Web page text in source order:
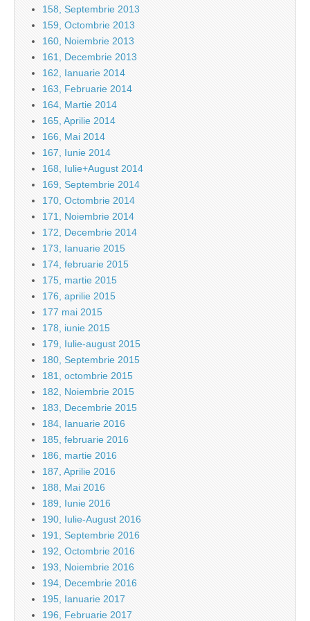
158, Septembrie 2013
159, Octombrie 2013
160, Noiembrie 2013
161, Decembrie 2013
162, Ianuarie 2014
163, Februarie 2014
164, Martie 2014
165, Aprilie 2014
166, Mai 2014
167, Iunie 2014
168, Iulie+August 2014
169, Septembrie 2014
170, Octombrie 2014
171, Noiembrie 2014
172, Decembrie 2014
173, Ianuarie 2015
174, februarie 2015
175, martie 2015
176, aprilie 2015
177 mai 2015
178, iunie 2015
179, Iulie-august 2015
180, Septembrie 2015
181, octombrie 2015
182, Noiembrie 2015
183, Decembrie 2015
184, Ianuarie 2016
185, februarie 2016
186, martie 2016
187, Aprilie 2016
188, Mai 2016
189, Iunie 2016
190, Iulie-August 2016
191, Septembrie 2016
192, Octombrie 2016
193, Noiembrie 2016
194, Decembrie 2016
195, Ianuarie 2017
196, Februarie 2017